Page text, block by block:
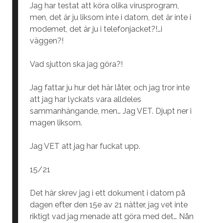
Jag har testat att köra olika virusprogram,
men, det är ju liksom inte i datorn, det är inte i
modemet, det är ju i telefonjacket?!…i
väggen?!
Vad sjutton ska jag göra?!
Jag fattar ju hur det här låter, och jag tror inte
att jag har lyckats vara alldeles
sammanhängande, men… Jag VET. Djupt ner i
magen liksom.
Jag VET att jag har fuckat upp.
15/21
Det här skrev jag i ett dokument i datorn på
dagen efter den 15e av 21 nätter, jag vet inte
riktigt vad jag menade att göra med det… Nån